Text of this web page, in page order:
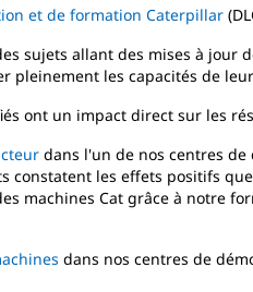
et de formation Caterpillar
sujets allant des mises à
pleinement les capacités de
ont un impact direct sur les
dans l'un de nos centres
constatent les effets positifs
machines Cat grâce à notre
dans nos centres de